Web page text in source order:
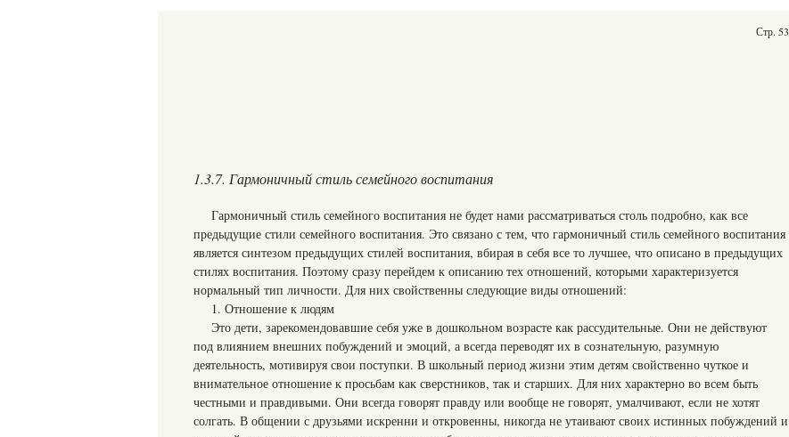
Стр. 53
1.3.7. Гармоничный стиль семейного воспитания
Гармоничный стиль семейного воспитания не будет нами рассматриваться столь подробно, как все
предыдущие стили семейного воспитания. Это связано с тем, что гармоничный стиль семейного воспитания
является синтезом предыдущих стилей воспитания, вбирая в себя все то лучшее, что описано в предыдущих
стилях воспитания. Поэтому сразу перейдем к описанию тех отношений, которыми характеризуется
нормальный тип личности. Для них свойственны следующие виды отношений:
1. Отношение к людям
Это дети, зарекомендовавшие себя уже в дошкольном возрасте как рассудительные. Они не действуют
под влиянием внешних побуждений и эмоций, а всегда переводят их в сознательную, разумную
деятельность, мотивируя свои поступки. В школьный период жизни этим детям свойственно чуткое и
внимательное отношение к просьбам как сверстников, так и старших. Для них характерно во всем быть
честными и правдивыми. Они всегда говорят правду или вообще не говорят, умалчивают, если не хотят
солгать. В общении с друзьями искренни и откровенны, никогда не утаивают своих истинных побуждений и